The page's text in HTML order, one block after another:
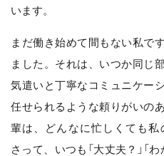
います。
まだ働き始めて間もない私で
ました。それは、いつか同じ
気遣いと丁寧なコミュニケー
任せられるような頼りがいの
輩は、どんなに忙しくても
さって、いつも「大丈夫？」「